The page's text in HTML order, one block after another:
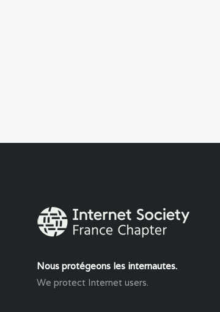
Nous protégeons les internautes.
We protect Internet users.